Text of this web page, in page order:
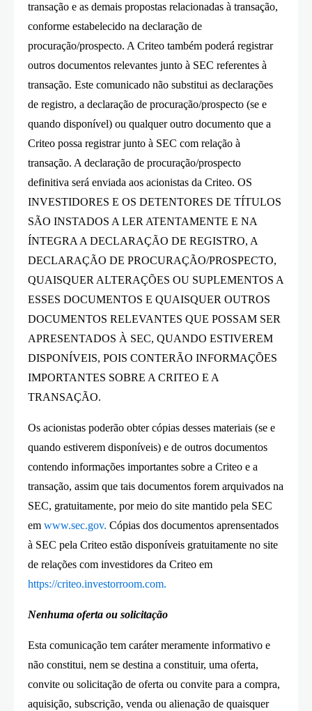
transação e as demais propostas relacionadas à transação,
conforme estabelecido na declaração de
procuração/prospecto. A Criteo também poderá registrar
outros documentos relevantes junto à SEC referentes à
transação. Este comunicado não substitui as declarações
de registro, a declaração de procuração/prospecto (se e
quando disponível) ou qualquer outro documento que a
Criteo possa registrar junto à SEC com relação à
transação. A declaração de procuração/prospecto
definitiva será enviada aos acionistas da Criteo. OS
INVESTIDORES E OS DETENTORES DE TÍTULOS
SÃO INSTADOS A LER ATENTAMENTE E NA
ÍNTEGRA A DECLARAÇÃO DE REGISTRO, A
DECLARAÇÃO DE PROCURAÇÃO/PROSPECTO,
QUAISQUER ALTERAÇÕES OU SUPLEMENTOS A
ESSES DOCUMENTOS E QUAISQUER OUTROS
DOCUMENTOS RELEVANTES QUE POSSAM SER
APRESENTADOS À SEC, QUANDO ESTIVEREM
DISPONÍVEIS, POIS CONTERÃO INFORMAÇÕES
IMPORTANTES SOBRE A CRITEO E A
TRANSAÇÃO.
Os acionistas poderão obter cópias desses materiais (se e
quando estiverem disponíveis) e de outros documentos
contendo informações importantes sobre a Criteo e a
transação, assim que tais documentos forem arquivados na
SEC, gratuitamente, por meio do site mantido pela SEC
em www.sec.gov. Cópias dos documentos aprensentados
à SEC pela Criteo estão disponíveis gratuitamente no site
de relações com investidores da Criteo em
https://criteo.investorroom.com.
Nenhuma oferta ou solicitação
Esta comunicação tem caráter meramente informativo e
não constitui, nem se destina a constituir, uma oferta,
convite ou solicitação de oferta ou convite para a compra,
aquisição, subscrição, venda ou alienação de quaisquer